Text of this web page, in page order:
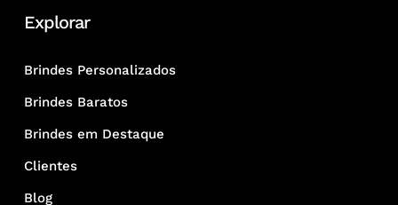
Explorar
Brindes Personalizados
Brindes Baratos
Brindes em Destaque
Clientes
Blog